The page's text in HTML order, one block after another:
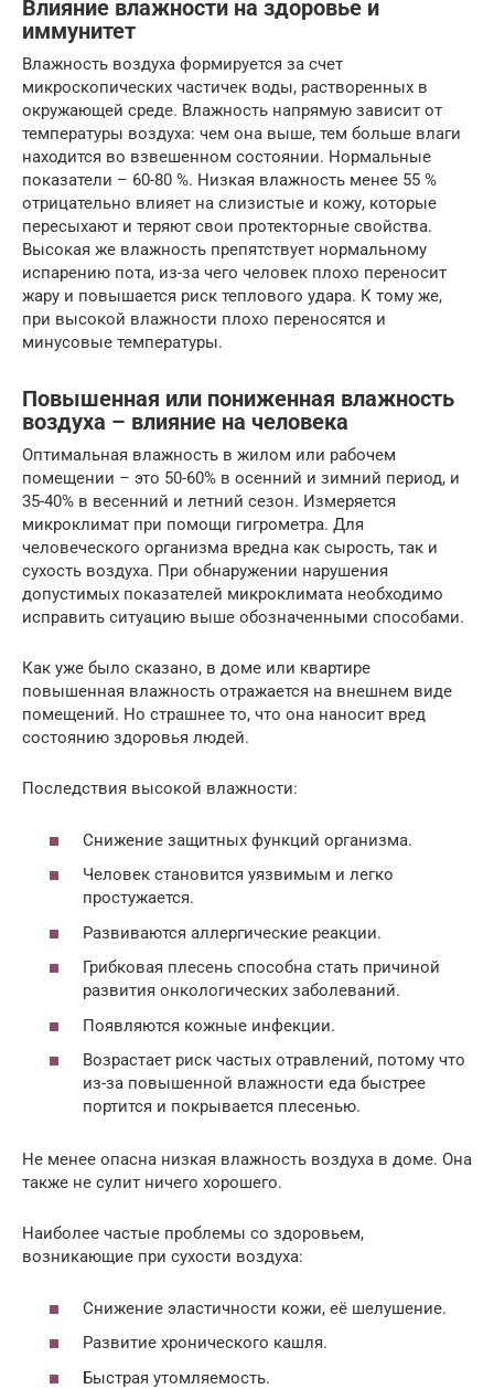
Влияние влажности на здоровье и
иммунитет
Влажность воздуха формируется за счет
микроскопических частичек воды, растворенных в
окружающей среде. Влажность напрямую зависит от
температуры воздуха: чем она выше, тем больше влаги
находится во взвешенном состоянии. Нормальные
показатели – 60-80 %. Низкая влажность менее 55 %
отрицательно влияет на слизистые и кожу, которые
пересыхают и теряют свои протекторные свойства.
Высокая же влажность препятствует нормальному
испарению пота, из-за чего человек плохо переносит
жару и повышается риск теплового удара. К тому же,
при высокой влажности плохо переносятся и
минусовые температуры.
Повышенная или пониженная влажность
воздуха – влияние на человека
Оптимальная влажность в жилом или рабочем
помещении – это 50-60% в осенний и зимний период, и
35-40% в весенний и летний сезон. Измеряется
микроклимат при помощи гигрометра. Для
человеческого организма вредна как сырость, так и
сухость воздуха. При обнаружении нарушения
допустимых показателей микроклимата необходимо
исправить ситуацию выше обозначенными способами.
Как уже было сказано, в доме или квартире
повышенная влажность отражается на внешнем виде
помещений. Но страшнее то, что она наносит вред
состоянию здоровья людей.
Последствия высокой влажности:
Снижение защитных функций организма.
Человек становится уязвимым и легко
простужается.
Развиваются аллергические реакции.
Грибковая плесень способна стать причиной
развития онкологических заболеваний.
Появляются кожные инфекции.
Возрастает риск частых отравлений, потому что
из-за повышенной влажности еда быстрее
портится и покрывается плесенью.
Не менее опасна низкая влажность воздуха в доме. Она
также не сулит ничего хорошего.
Наиболее частые проблемы со здоровьем,
возникающие при сухости воздуха:
Снижение эластичности кожи, её шелушение.
Развитие хронического кашля.
Быстрая утомляемость.